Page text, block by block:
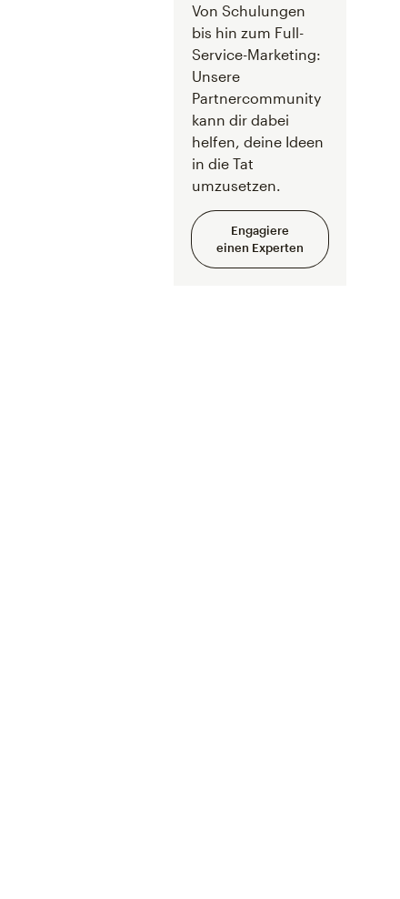
Von Schulungen
bis hin zum Full-
Service-Marketing:
Unsere
Partnercommunity
kann dir dabei
helfen, deine Ideen
in die Tat
umzusetzen.
Engagiere
einen Experten